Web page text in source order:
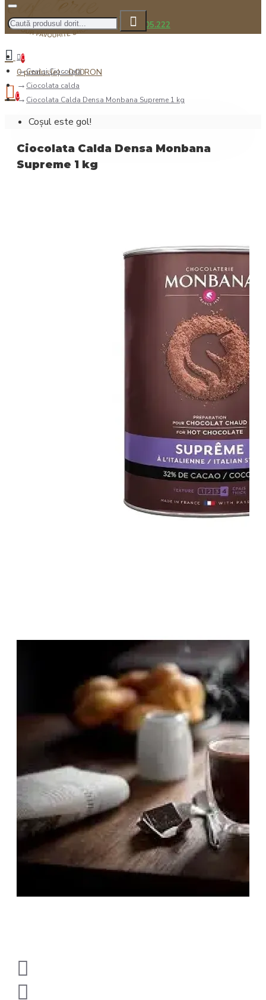
0722.505.222
0
0 produs(e) - 0,00RON
0
Coșul este gol!
Ceai şi Ciocolată
Ciocolata calda
Ciocolata Calda Densa Monbana Supreme 1 kg
Ciocolata Calda Densa Monbana
Supreme 1 kg